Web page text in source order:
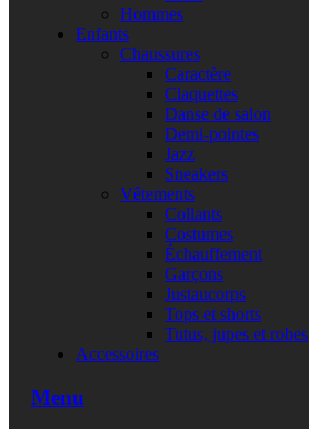
Hommes
Enfants
Chaussures
Caractère
Claquettes
Danse de salon
Demi-pointes
Jazz
Sneakers
Vêtements
Collants
Costumes
Échauffement
Garçons
Justaucorps
Tops et shorts
Tutus, jupes et robes
Accessoires
Menu